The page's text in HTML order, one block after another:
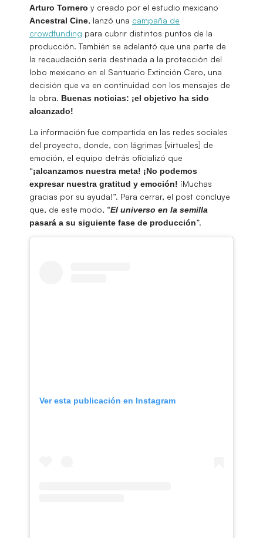
Arturo Tornero y creado por el estudio mexicano
Ancestral Cine, lanzó una campaña de
crowdfunding para cubrir distintos puntos de la
producción. También se adelantó que una parte de
la recaudación sería destinada a la protección del
lobo mexicano en el Santuario Extinción Cero, una
decisión que va en continuidad con los mensajes de
la obra. Buenas noticias: ¡el objetivo ha sido
alcanzado!
La información fue compartida en las redes sociales
del proyecto, donde, con lágrimas [virtuales] de
emoción, el equipo detrás oficializó que
“¡alcanzamos nuestra meta! ¡No podemos
expresar nuestra gratitud y emoción! ¡Muchas
gracias por su ayuda!”. Para cerrar, el post concluye
que, de este modo, “El universo en la semilla
pasará a su siguiente fase de producción”.
Ver esta publicación en Instagram